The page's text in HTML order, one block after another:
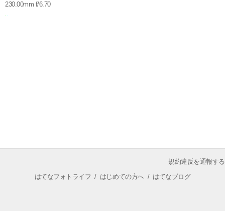
230.00mm f/6.70
規約違反を通報する
はてなフォトライフ / はじめての方へ/ はてなブログ